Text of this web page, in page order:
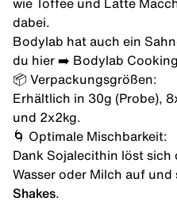
wie Toffee und Latte
dabei.
Bodylab hat auch ein
du hier ➡️ Bodylab
📦 Verpackungsgrößen:
Erhältlich in 30g (Probe),
und 2x2kg.
🌀 Optimale Mischbarkeit:
Dank Sojalecithin löst sich
Wasser oder Milch auf
Shakes